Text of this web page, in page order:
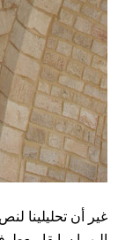
غير أن تحليلينا